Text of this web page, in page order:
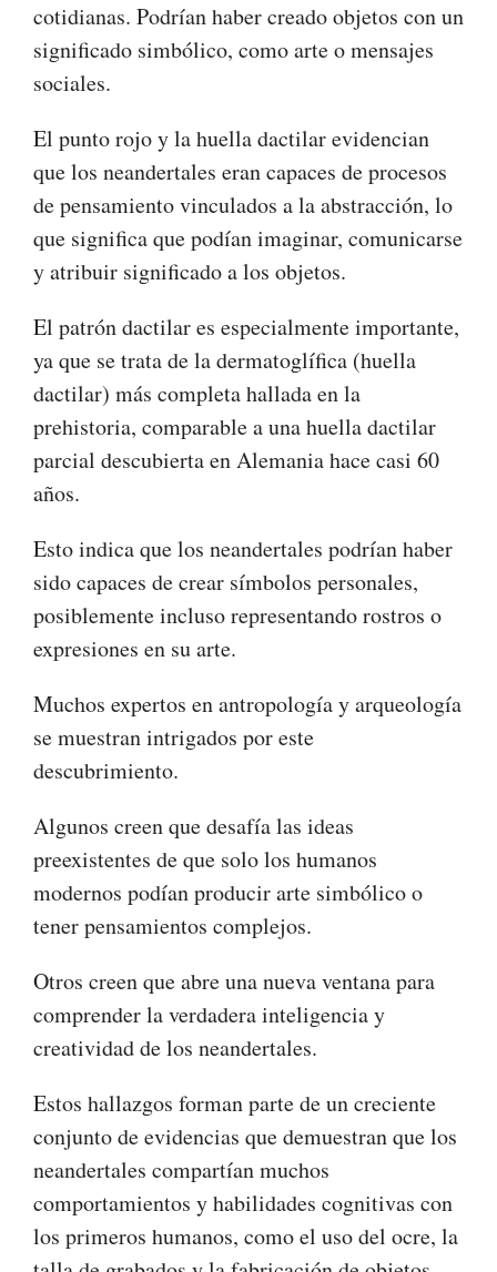
cotidianas. Podrían haber creado objetos con un
significado simbólico, como arte o mensajes
sociales.
El punto rojo y la huella dactilar evidencian
que los neandertales eran capaces de procesos
de pensamiento vinculados a la abstracción, lo
que significa que podían imaginar, comunicarse
y atribuir significado a los objetos.
El patrón dactilar es especialmente importante,
ya que se trata de la dermatoglífica (huella
dactilar) más completa hallada en la
prehistoria, comparable a una huella dactilar
parcial descubierta en Alemania hace casi 60
años.
Esto indica que los neandertales podrían haber
sido capaces de crear símbolos personales,
posiblemente incluso representando rostros o
expresiones en su arte.
Muchos expertos en antropología y arqueología
se muestran intrigados por este
descubrimiento.
Algunos creen que desafía las ideas
preexistentes de que solo los humanos
modernos podían producir arte simbólico o
tener pensamientos complejos.
Otros creen que abre una nueva ventana para
comprender la verdadera inteligencia y
creatividad de los neandertales.
Estos hallazgos forman parte de un creciente
conjunto de evidencias que demuestran que los
neandertales compartían muchos
comportamientos y habilidades cognitivas con
los primeros humanos, como el uso del ocre, la